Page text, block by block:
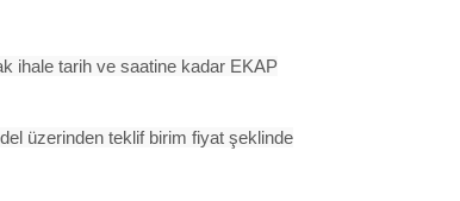
ihale tarih ve saatine kadar EKAP
üzerinden teklif birim fiyat şeklinde